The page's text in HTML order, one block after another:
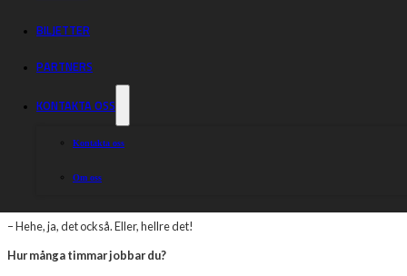
BILJETTER
PARTNERS
KONTAKTA OSS
Kontakta oss
Om oss
På ovalen har Piraterna haft problem att köra in poäng. Under 2021 var
Piraterna fortsätter sitt målmedvetna arbete för ett långsiktigt välmående i
fortfarande ett gediget arbete – och mitt i allt står Daniel Davidsson, som
– Det är hektiskt. Jag skulle väl ha önskat mig en fyra veckor till, kanske. Man
– Hehe, ja, det också. Eller, hellre det!
Hur många timmar jobbar du?